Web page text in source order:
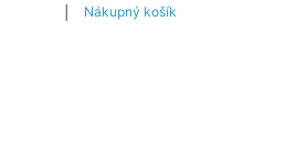
Nákupný košík